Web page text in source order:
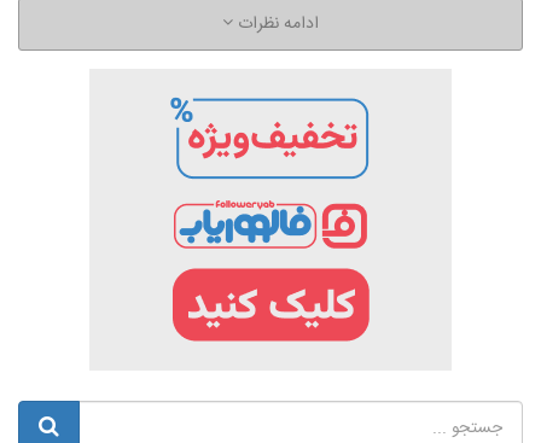
ادامه نظرات